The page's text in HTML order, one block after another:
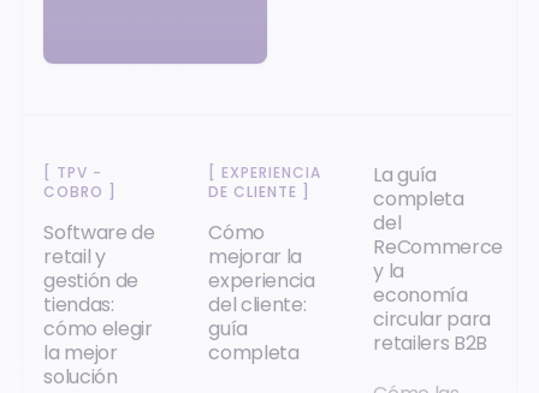
TPV -
COBRO
Software de
retail y
gestión de
tiendas:
cómo elegir
la mejor
solución
[EXPERIENCIA
DE CLIENTE
Cómo
mejorar la
experiencia
del cliente:
guía
completa
La guía
completa
del
ReCommerce
y la
economía
circular para
retailers B2B